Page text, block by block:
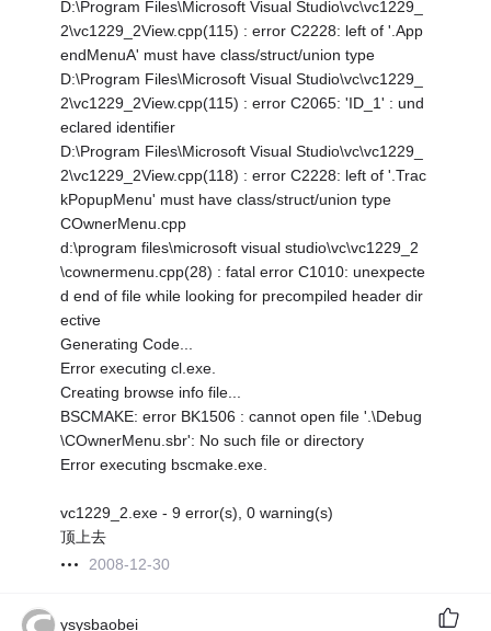
D:\Program Files\Microsoft Visual Studio\vc\vc1229_
2\vc1229_2View.cpp(115) : error C2228: left of '.App
endMenuA' must have class/struct/union type
D:\Program Files\Microsoft Visual Studio\vc\vc1229_
2\vc1229_2View.cpp(115) : error C2065: 'ID_1' : und
eclared identifier
D:\Program Files\Microsoft Visual Studio\vc\vc1229_
2\vc1229_2View.cpp(118) : error C2228: left of '.Trac
kPopupMenu' must have class/struct/union type
COwnerMenu.cpp
d:\program files\microsoft visual studio\vc\vc1229_2
\cownermenu.cpp(28) : fatal error C1010: unexpecte
d end of file while looking for precompiled header dir
ective
Generating Code...
Error executing cl.exe.
Creating browse info file...
BSCMAKE: error BK1506 : cannot open file '.\Debug
\COwnerMenu.sbr': No such file or directory
Error executing bscmake.exe.
vc1229_2.exe - 9 error(s), 0 warning(s)
顶上去
2008-12-30
ysysbaobei